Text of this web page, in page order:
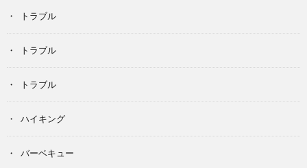
トラブル
トラブル
トラブル
ハイキング
バーベキュー